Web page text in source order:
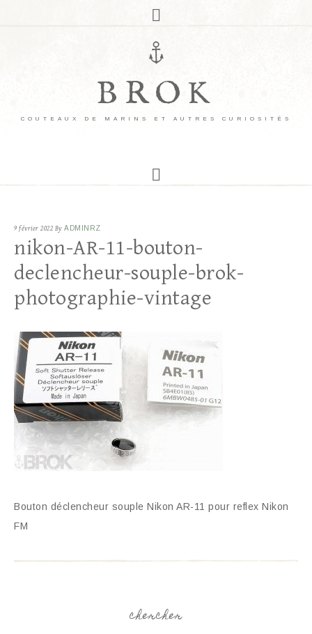
BROK
COUTEAUX DE MARINS ET AUTRES CURIOSITÉS
9 février 2022 By ADMINRZ
nikon-AR-11-bouton-
declencheur-souple-brok-
photographie-vintage
Bouton déclencheur souple Nikon AR-11 pour reflex Nikon
FM
chercher